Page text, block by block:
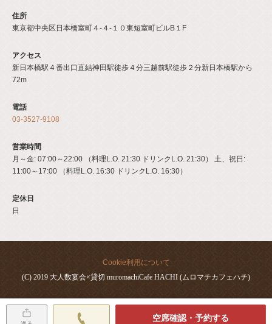
住所
東京都中央区日本橋室町４-４-１０東短室町ビルB１F
アクセス
新日本橋駅４番出口直結神田駅徒歩４分三越前駅徒歩２分新日本橋駅から
72m
電話
03-3527-9108
営業時間
月～金: 07:00～22:00 （料理L.O. 21:30 ドリンクL.O. 21:30） 土、祝日:
11:00～17:00 （料理L.O. 16:30 ドリンクL.O. 16:30）
定休日
日
Cookie利用について
(C) 2019 大人数宴会×貸切 muromachiCafe HACHI (ムロマチカフェハチ)
空席確認・予約する